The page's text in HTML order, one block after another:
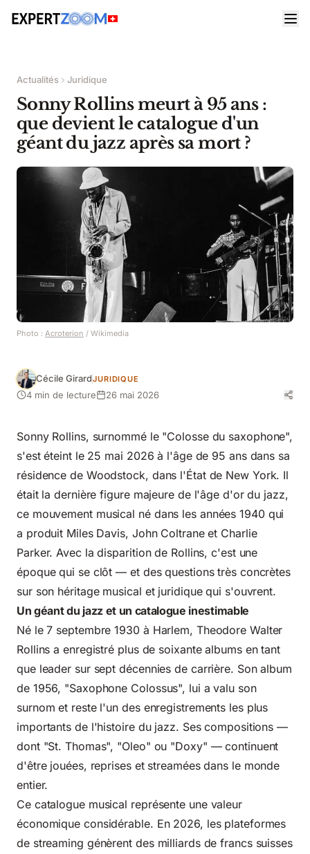
Actualités Juridique
Sonny Rollins meurt à 95 ans :
que devient le catalogue d'un
géant du jazz après sa mort ?
Photo : Acroterion / Wikimedia
Cécile GirardJURIDIQUE
4 min de lecture 26 mai 2026
Sonny Rollins, surnommé le "Colosse du saxophone",
s'est éteint le 25 mai 2026 à l'âge de 95 ans dans sa
résidence de Woodstock, dans l'État de New York. Il
était la dernière figure majeure de l'âge d'or du jazz,
ce mouvement musical né dans les années 1940 qui
a produit Miles Davis, John Coltrane et Charlie
Parker. Avec la disparition de Rollins, c'est une
époque qui se clôt — et des questions très concrètes
sur son héritage musical et juridique qui s'ouvrent.
Un géant du jazz et un catalogue inestimable
Né le 7 septembre 1930 à Harlem, Theodore Walter
Rollins a enregistré plus de soixante albums en tant
que leader sur sept décennies de carrière. Son album
de 1956, "Saxophone Colossus", lui a valu son
surnom et reste l'un des enregistrements les plus
importants de l'histoire du jazz. Ses compositions —
dont "St. Thomas", "Oleo" ou "Doxy" — continuent
d'être jouées, reprises et streamées dans le monde
entier.
Ce catalogue musical représente une valeur
économique considérable. En 2026, les plateformes
de streaming génèrent des milliards de francs suisses